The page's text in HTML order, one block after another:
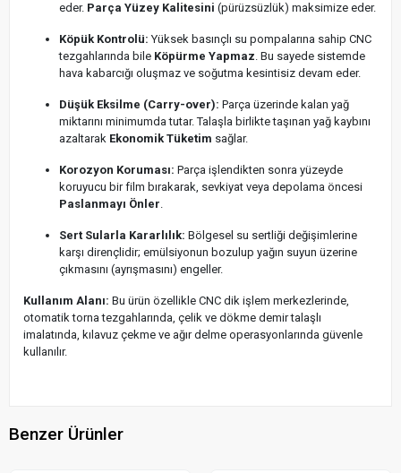
eder. Parça Yüzey Kalitesini (pürüzsüzlük) maksimize eder.
Köpük Kontrolü: Yüksek basınçlı su pompalarına sahip CNC
tezgahlarında bile Köpürme Yapmaz. Bu sayede sistemde
hava kabarcığı oluşmaz ve soğutma kesintisiz devam eder.
Düşük Eksilme (Carry-over): Parça üzerinde kalan yağ
miktarını minimumda tutar. Talaşla birlikte taşınan yağ kaybını
azaltarak Ekonomik Tüketim sağlar.
Korozyon Koruması: Parça işlendikten sonra yüzeyde
koruyucu bir film bırakarak, sevkiyat veya depolama öncesi
Paslanmayı Önler.
Sert Sularla Kararlılık: Bölgesel su sertliği değişimlerine
karşı dirençlidir; emülsiyonun bozulup yağın suyun üzerine
çıkmasını (ayrışmasını) engeller.
Kullanım Alanı: Bu ürün özellikle CNC dik işlem merkezlerinde,
otomatik torna tezgahlarında, çelik ve dökme demir talaşlı
imalatında, kılavuz çekme ve ağır delme operasyonlarında güvenle
kullanılır.
Benzer Ürünler